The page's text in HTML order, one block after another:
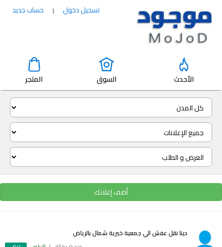
تسجيل دخول | حساب جديد
الأحدث السوق المتجر
أضف إعلانك
دينا نقل عفش الي جمعية خيرية شمال بالرياض